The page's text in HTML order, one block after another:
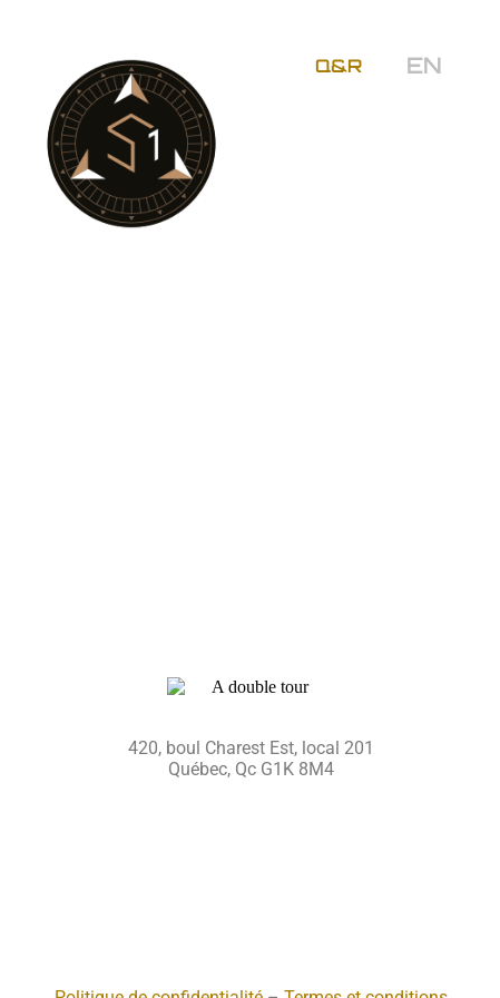
Q&R EN
420, boul Charest Est, local 201
Québec, Qc G1K 8M4